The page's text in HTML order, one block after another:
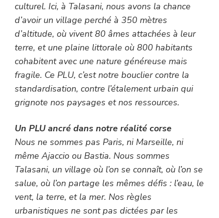
culturel. Ici, à Talasani, nous avons la chance
d’avoir un village perché à 350 mètres
d’altitude, où vivent 80 âmes attachées à leur
terre, et une plaine littorale où 800 habitants
cohabitent avec une nature généreuse mais
fragile. Ce PLU, c’est notre bouclier contre la
standardisation, contre l’étalement urbain qui
grignote nos paysages et nos ressources.
Un PLU ancré dans notre réalité corse
Nous ne sommes pas Paris, ni Marseille, ni
même Ajaccio ou Bastia. Nous sommes
Talasani, un village où l’on se connaît, où l’on se
salue, où l’on partage les mêmes défis : l’eau, le
vent, la terre, et la mer. Nos règles
urbanistiques ne sont pas dictées par les